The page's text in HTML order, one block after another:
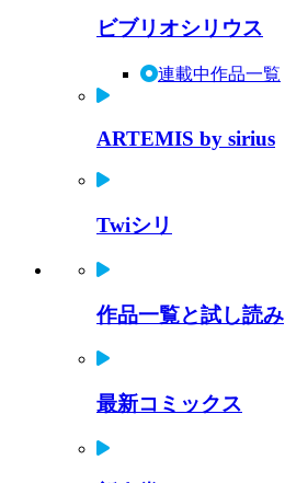
ビブリオシリウス
連載中作品一覧
ARTEMIS by sirius
Twiシリ
作品一覧と試し読み
最新コミックス